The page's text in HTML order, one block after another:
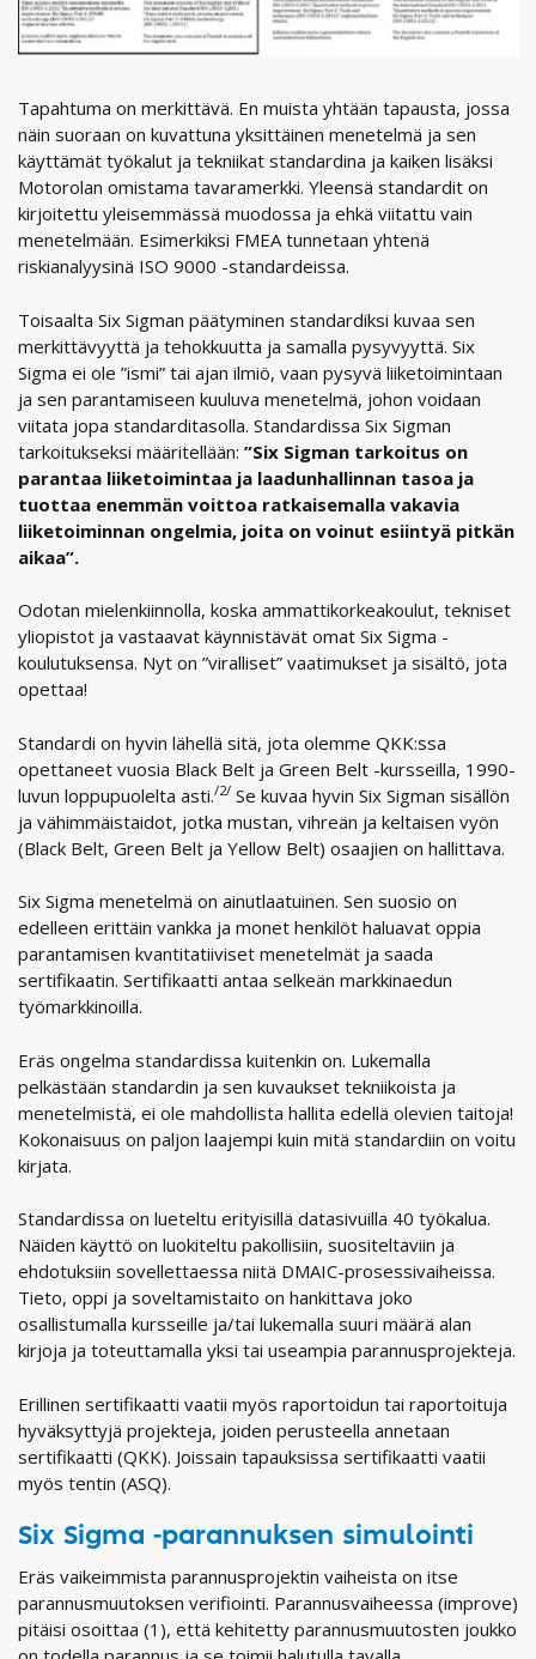
Tapahtuma on merkittävä. En muista yhtään tapausta, jossa
näin suoraan on kuvattuna yksittäinen menetelmä ja sen
käyttämät työkalut ja tekniikat standardina ja kaiken lisäksi
Motorolan omistama tavaramerkki. Yleensä standardit on
kirjoitettu yleisemmässä muodossa ja ehkä viitattu vain
menetelmään. Esimerkiksi FMEA tunnetaan yhtenä
riskianalyysinä ISO 9000 -standardeissa.
Toisaalta Six Sigman päätyminen standardiksi kuvaa sen
merkittävyyttä ja tehokkuutta ja samalla pysyvyyttä. Six
Sigma ei ole ”ismi” tai ajan ilmiö, vaan pysyvä liiketoimintaan
ja sen parantamiseen kuuluva menetelmä, johon voidaan
viitata jopa standarditasolla. Standardissa Six Sigman
tarkoitukseksi määritellään: ”Six Sigman tarkoitus on
parantaa liiketoimintaa ja laadunhallinnan tasoa ja
tuottaa enemmän voittoa ratkaisemalla vakavia
liiketoiminnan ongelmia, joita on voinut esiintyä pitkän
aikaa”.
Odotan mielenkiinnolla, koska ammattikorkeakoulut, tekniset
yliopistot ja vastaavat käynnistävät omat Six Sigma -
koulutuksensa. Nyt on ”viralliset” vaatimukset ja sisältö, jota
opettaa!
Standardi on hyvin lähellä sitä, jota olemme QKK:ssa
opettaneet vuosia Black Belt ja Green Belt -kursseilla, 1990-
luvun loppupuolelta asti./2/ Se kuvaa hyvin Six Sigman sisällön
ja vähimmäistaidot, jotka mustan, vihreän ja keltaisen vyön
(Black Belt, Green Belt ja Yellow Belt) osaajien on hallittava.
Six Sigma menetelmä on ainutlaatuinen. Sen suosio on
edelleen erittäin vankka ja monet henkilöt haluavat oppia
parantamisen kvantitatiiviset menetelmät ja saada
sertifikaatin. Sertifikaatti antaa selkeän markkinaedun
työmarkkinoilla.
Eräs ongelma standardissa kuitenkin on. Lukemalla
pelkästään standardin ja sen kuvaukset tekniikoista ja
menetelmistä, ei ole mahdollista hallita edellä olevien taitoja!
Kokonaisuus on paljon laajempi kuin mitä standardiin on voitu
kirjata.
Standardissa on lueteltu erityisillä datasivuilla 40 työkalua.
Näiden käyttö on luokiteltu pakollisiin, suositeltaviin ja
ehdotuksiin sovellettaessa niitä DMAIC-prosessivaiheissa.
Tieto, oppi ja soveltamistaito on hankittava joko
osallistumalla kursseille ja/tai lukemalla suuri määrä alan
kirjoja ja toteuttamalla yksi tai useampia parannusprojekteja.
Erillinen sertifikaatti vaatii myös raportoidun tai raportoituja
hyväksyttyjä projekteja, joiden perusteella annetaan
sertifikaatti (QKK). Joissain tapauksissa sertifikaatti vaatii
myös tentin (ASQ).
Six Sigma -parannuksen simulointi
Eräs vaikeimmista parannusprojektin vaiheista on itse
parannusmuutoksen verifiointi. Parannusvaiheessa (improve)
pitäisi osoittaa (1), että kehitetty parannusmuutosten joukko